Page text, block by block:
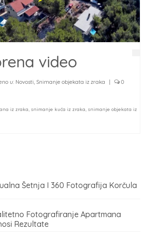
video
u: Novosti, Snimanje objekata iz zraka 0
iz zraka, snimanje kuća iz zraka, snimanje objekata iz
Šetnja I 360 Fotografija Korčula
Fotografiranje Apartmana
Rezultate